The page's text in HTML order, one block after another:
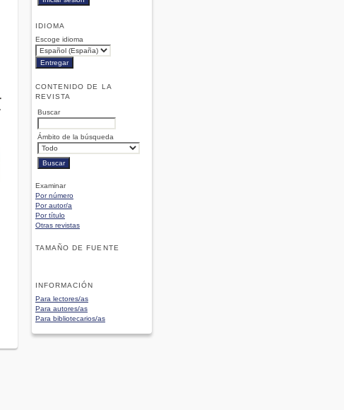
IDIOMA
Escoge idioma
CONTENIDO DE LA
REVISTA
Buscar
Ámbito de la búsqueda
Examinar
Por número
Por autor/a
Por título
Otras revistas
TAMAÑO DE FUENTE
INFORMACIÓN
Para lectores/as
Para autores/as
Para bibliotecarios/as